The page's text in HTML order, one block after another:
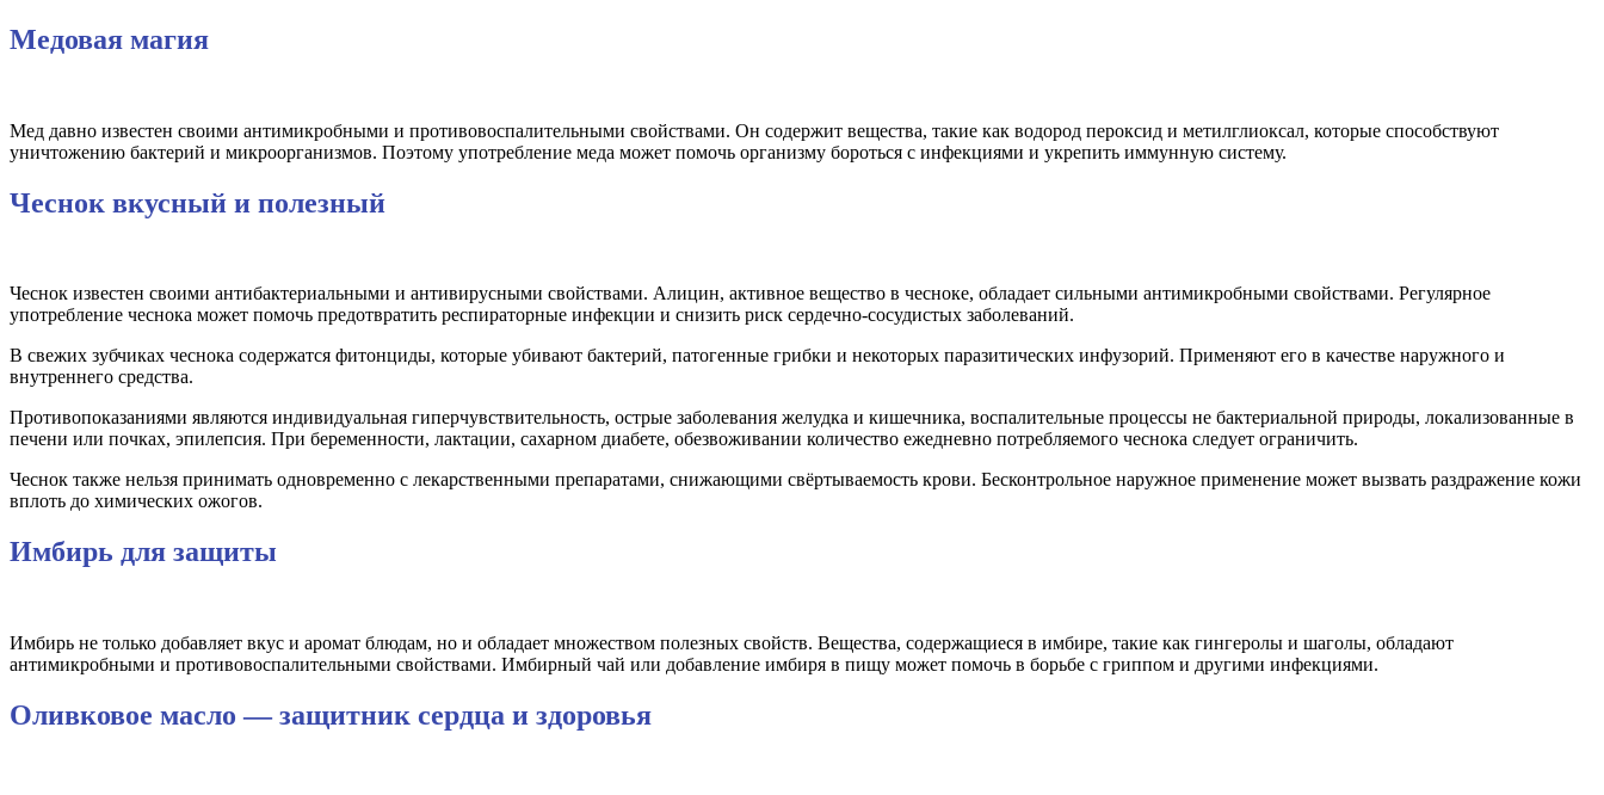
Медовая магия
Мед давно известен своими антимикробными и противовоспалительными свойствами. Он содержит вещества, такие как водород пероксид и метилглиоксал, которые способствуют
уничтожению бактерий и микроорганизмов. Поэтому употребление меда может помочь организму бороться с инфекциями и укрепить иммунную систему.
Чеснок вкусный и полезный
Чеснок известен своими антибактериальными и антивирусными свойствами. Алицин, активное вещество в чесноке, обладает сильными антимикробными свойствами. Регулярное
употребление чеснока может помочь предотвратить респираторные инфекции и снизить риск сердечно-сосудистых заболеваний.
В свежих зубчиках чеснока содержатся фитонциды, которые убивают бактерий, патогенные грибки и некоторых паразитических инфузорий. Применяют его в качестве наружного и
внутреннего средства.
Противопоказаниями являются индивидуальная гиперчувствительность, острые заболевания желудка и кишечника, воспалительные процессы не бактериальной природы, локализованные в
печени или почках, эпилепсия. При беременности, лактации, сахарном диабете, обезвоживании количество ежедневно потребляемого чеснока следует ограничить.
Чеснок также нельзя принимать одновременно с лекарственными препаратами, снижающими свёртываемость крови. Бесконтрольное наружное применение может вызвать раздражение кожи
вплоть до химических ожогов.
Имбирь для защиты
Имбирь не только добавляет вкус и аромат блюдам, но и обладает множеством полезных свойств. Вещества, содержащиеся в имбире, такие как гингеролы и шаголы, обладают
антимикробными и противовоспалительными свойствами. Имбирный чай или добавление имбиря в пищу может помочь в борьбе с гриппом и другими инфекциями.
Оливковое масло — защитник сердца и здоровья